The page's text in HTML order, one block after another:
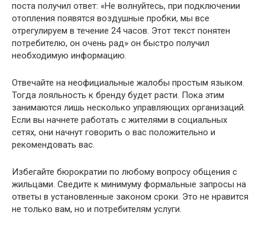
поста получил ответ: «Не волнуйтесь, при подключении
отопления появятся воздушные пробки, мы все
отрегулируем в течение 24 часов. Этот текст понятен
потребителю, он очень рад» он быстро получил
необходимую информацию.
Отвечайте на неофициальные жалобы простым языком.
Тогда лояльность к бренду будет расти. Пока этим
занимаются лишь несколько управляющих организаций.
Если вы начнете работать с жителями в социальных
сетях, они начнут говорить о вас положительно и
рекомендовать вас.
Избегайте бюрократии по любому вопросу общения с
жильцами. Сведите к минимуму формальные запросы на
ответы в установленные законом сроки. Это не нравится
не только вам, но и потребителям услуги.